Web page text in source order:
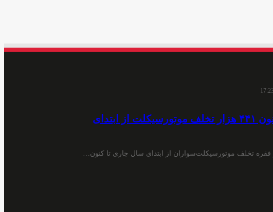
فاجعه موتورسواری در ایران: اعمال قانون ۴۴۱ هزار تخلف موتورسیکلت از ابتدای